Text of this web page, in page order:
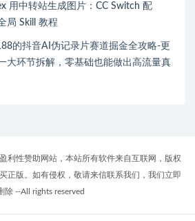
用中转站生成图片：CC Switch 配
局 Skill 教程
的抖音AI伪记录片赛道掘金全攻略-更
大环节拆解，零基础也能做出高流量真
利性赞助网站，本站所有软件来自互联网，版权
正版。如有侵权，敬请来信联系我们，我们立即
除 --All rights reserved